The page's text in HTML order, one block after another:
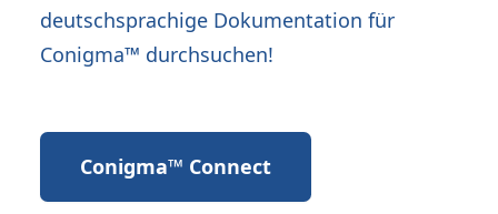
deutschsprachige Dokumentation für
Conigma™ durchsuchen!
Conigma™ Connect